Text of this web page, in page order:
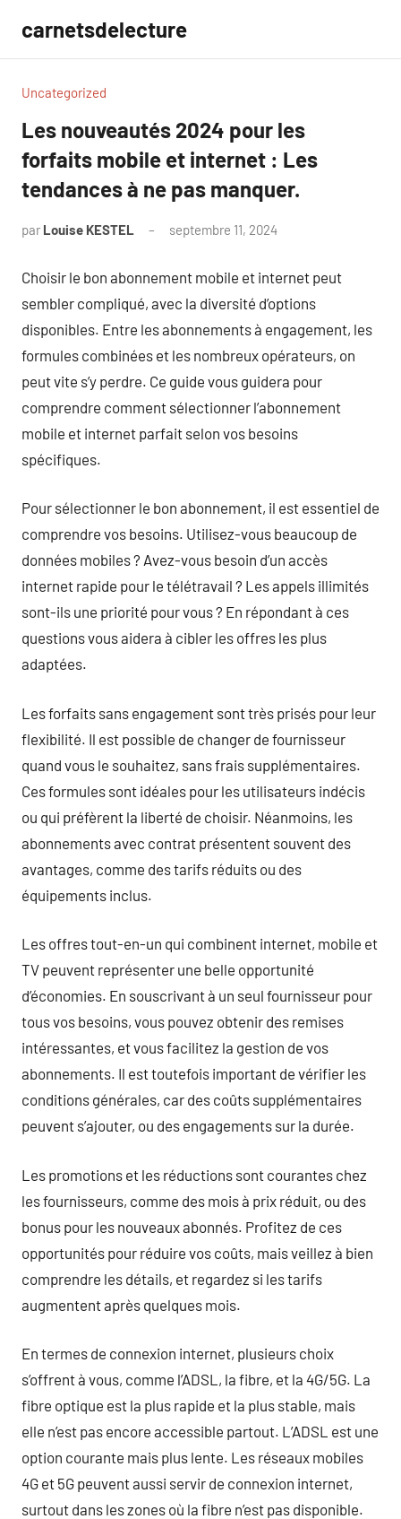
contenu
carnetsdelecture
Uncategorized
Les nouveautés 2024 pour les
forfaits mobile et internet : Les
tendances à ne pas manquer.
par Louise KESTEL septembre 11, 2024
Choisir le bon abonnement mobile et internet peut
sembler compliqué, avec la diversité d’options
disponibles. Entre les abonnements à engagement, les
formules combinées et les nombreux opérateurs, on
peut vite s’y perdre. Ce guide vous guidera pour
comprendre comment sélectionner l’abonnement
mobile et internet parfait selon vos besoins
spécifiques.
Pour sélectionner le bon abonnement, il est essentiel de
comprendre vos besoins. Utilisez-vous beaucoup de
données mobiles ? Avez-vous besoin d’un accès
internet rapide pour le télétravail ? Les appels illimités
sont-ils une priorité pour vous ? En répondant à ces
questions vous aidera à cibler les offres les plus
adaptées.
Les forfaits sans engagement sont très prisés pour leur
flexibilité. Il est possible de changer de fournisseur
quand vous le souhaitez, sans frais supplémentaires.
Ces formules sont idéales pour les utilisateurs indécis
ou qui préfèrent la liberté de choisir. Néanmoins, les
abonnements avec contrat présentent souvent des
avantages, comme des tarifs réduits ou des
équipements inclus.
Les offres tout-en-un qui combinent internet, mobile et
TV peuvent représenter une belle opportunité
d’économies. En souscrivant à un seul fournisseur pour
tous vos besoins, vous pouvez obtenir des remises
intéressantes, et vous facilitez la gestion de vos
abonnements. Il est toutefois important de vérifier les
conditions générales, car des coûts supplémentaires
peuvent s’ajouter, ou des engagements sur la durée.
Les promotions et les réductions sont courantes chez
les fournisseurs, comme des mois à prix réduit, ou des
bonus pour les nouveaux abonnés. Profitez de ces
opportunités pour réduire vos coûts, mais veillez à bien
comprendre les détails, et regardez si les tarifs
augmentent après quelques mois.
En termes de connexion internet, plusieurs choix
s’offrent à vous, comme l’ADSL, la fibre, et la 4G/5G. La
fibre optique est la plus rapide et la plus stable, mais
elle n’est pas encore accessible partout. L’ADSL est une
option courante mais plus lente. Les réseaux mobiles
4G et 5G peuvent aussi servir de connexion internet,
surtout dans les zones où la fibre n’est pas disponible.